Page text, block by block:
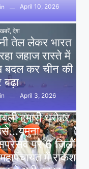
April 10, 2026
, देश
तेल लेकर भारत
जहाज रास्ते में
कर चीन की
April 3, 2026
हमारी धरोहर
पर 6 जिलों
में राकेश